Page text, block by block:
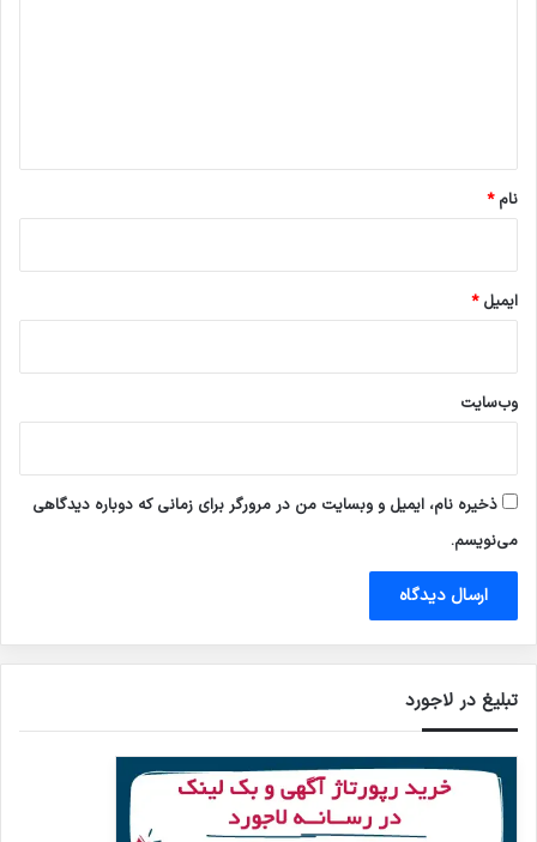
نام*
ایمیل*
وب‌سایت
ذخیره نام، ایمیل و وبسایت من در مرورگر برای زمانی که دوباره دیدگاهی
می‌نویسم.
تبلیغ در لاجورد